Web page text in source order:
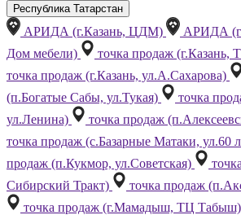
Республика Татарстан
АРИДА (г.Казань, ЦДМ)
АРИДА
Дом мебели)
точка продаж (г.Казань,
точка продаж (г.Казань, ул.А.Сахарова)
(п.Богатые Сабы, ул.Тукая)
точка
ул.Ленина)
точка продаж
точка продаж (с.Базарные Матаки, ул.60
продаж (п.Кукмор, ул.Советская)
Сибирский Тракт)
точка продаж
точка продаж (г.Мамадыш, ТЦ Табыш)